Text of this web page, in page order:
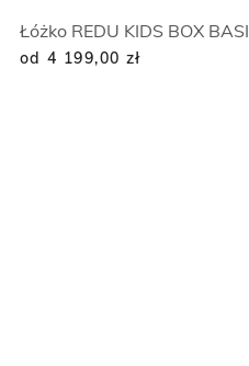
Łóżko REDU KIDS BOX
od 4 199,00 zł